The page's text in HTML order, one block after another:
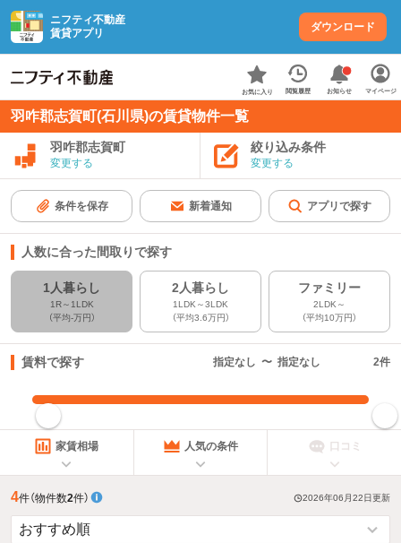
ニフティ不動産
賃貸アプリ
ダウンロード
お気に入り 閲覧履歴 お知らせ マイページ
羽咋郡志賀町(石川県)の賃貸物件一覧
羽咋郡志賀町
変更する
絞り込み条件
変更する
条件を保存 新着通知 アプリで探す
人数に合った間取りで探す
1人暮らし
1R～1LDK
（平均-万円）
2人暮らし
1LDK～3LDK
（平均3.6万円）
ファミリー
2LDK～
（平均10万円）
賃料で探す 指定なし 〜 指定なし 2件
指定した賃料で絞り込む
家賃相場 人気の条件 口コミ
4件（物件数2件） 2026年06月22日更新